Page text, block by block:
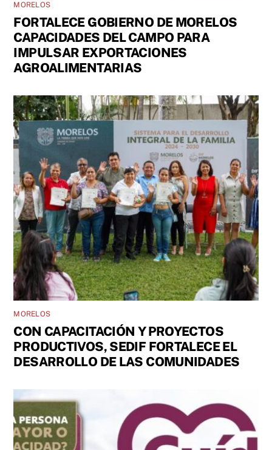
MORELOS
FORTALECE GOBIERNO DE MORELOS
CAPACIDADES DEL CAMPO PARA
IMPULSAR EXPORTACIONES
AGROALIMENTARIAS
MORELOS
CON CAPACITACIÓN Y PROYECTOS
PRODUCTIVOS, SEDIF FORTALECE EL
DESARROLLO DE LAS COMUNIDADES